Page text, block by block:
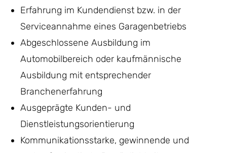
Erfahrung im Kundendienst bzw. in der
Serviceannahme eines Garagenbetriebs
Abgeschlossene Ausbildung im
Automobilbereich oder kaufmännische
Ausbildung mit entsprechender
Branchenerfahrung
Ausgeprägte Kunden- und
Dienstleistungsorientierung
Kommunikationsstarke, gewinnende und